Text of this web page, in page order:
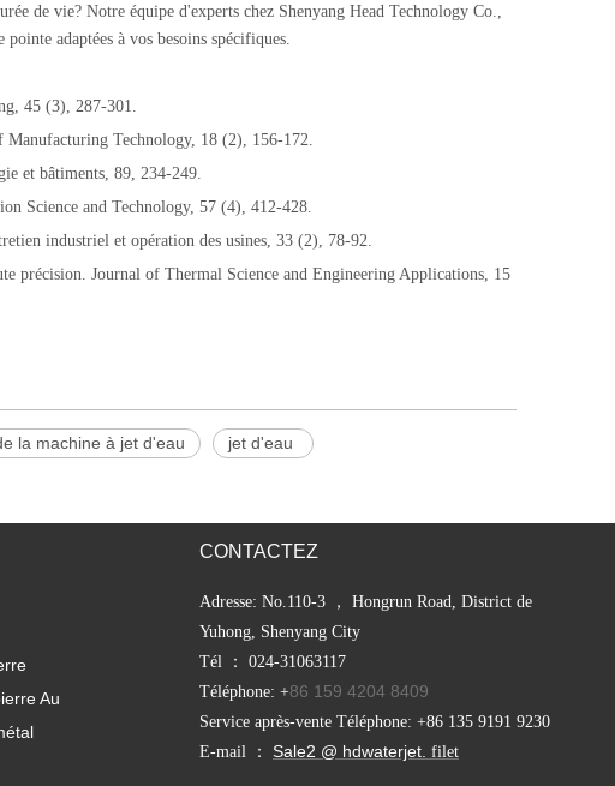
de vie? Notre équipe d'experts chez Shenyang Head Technology Co.,
adaptées à vos besoins spécifiques.
45 (3), 287-301.
Manufacturing Technology, 18 (2), 156-172.
et bâtiments, 89, 234-249.
Science and Technology, 57 (4), 412-428.
industriel et opération des usines, 33 (2), 78-92.
précision. Journal of Thermal Science and Engineering Applications, 15
la machine à jet d'eau jet d'eau
Au
CONTACTEZ
Adresse: No.110-3 ， Hongrun Road, District de
Yuhong, Shenyang City
Tél ： 024-31063117
Téléphone: +86 159 4204 8409
Service après-vente Téléphone: +86 135 9191 9230
E-mail ： Sale2 @ hdwaterjet. filet